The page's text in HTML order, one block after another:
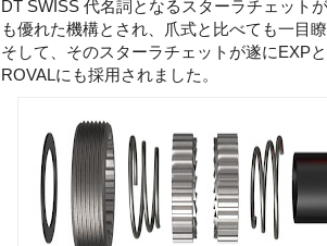
DT SWISS 代名詞となるスターラチェット
も優れた機構とされ、爪式と比べても一目瞭
そして、そのスターラチェットが遂にEXP
ROVALにも採用されました。